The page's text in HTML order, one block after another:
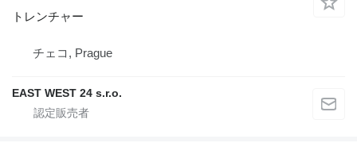
トレンチャー
チェコ, Prague
EAST WEST 24 s.r.o.